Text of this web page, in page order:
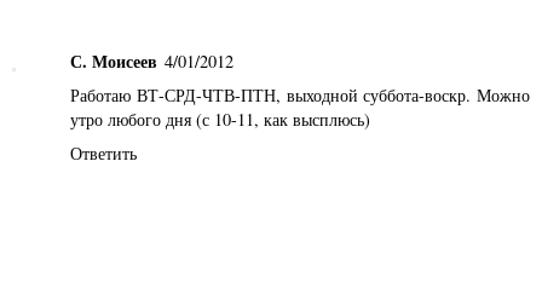
С. Моисеев 4/01/2012
Работаю ВТ-СРД-ЧТВ-ПТН, выходной суббота-воскр. Можно
утро любого дня (с 10-11, как высплюсь)
Ответить